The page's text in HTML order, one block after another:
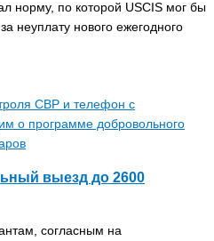
норму, по которой USCIS мог бы
неуплату нового ежегодного
выезд до 2600
согласным на